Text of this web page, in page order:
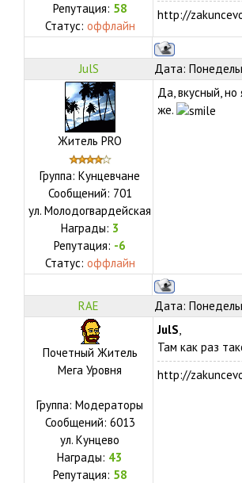
Репутация: 58
Статус: оффлайн
http://
JulS Дата:
Житель PRO
Группа: Кунцевчане
Сообщений: 701
ул. Молодогвардейская
Награды: 3
Репутация: -6
Статус: оффлайн
Да, вкусный,
же.
RAE Дата:
Почетный Житель
Мега Уровня
Группа: Модераторы
Сообщений: 6013
ул. Кунцево
Награды: 43
Репутация: 58
JulS,
Там как раз
http://